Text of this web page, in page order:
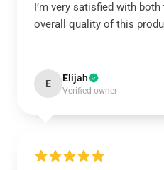
I’m very satisfied with
overall quality of this
E Elijah
Verified owner